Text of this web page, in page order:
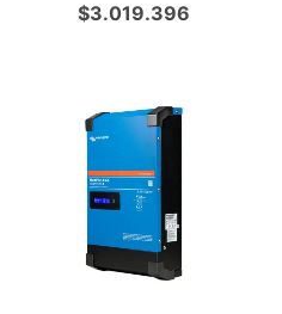
$3.019.396